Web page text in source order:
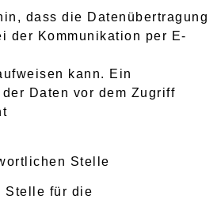
dass die Datenübertragung
der Kommunikation per E-
kann. Ein
Daten vor dem Zugriff
Stelle
Stelle für die